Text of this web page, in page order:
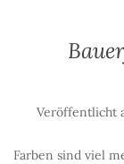
Veröffentlicht
Farben sind viel